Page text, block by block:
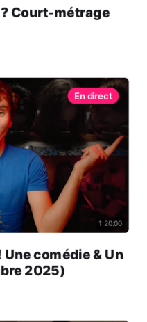
Court-métrage
1:20:00
comédie & Un
2025)